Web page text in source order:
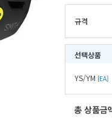
규격
선택상품
YS/YM [EA]
총 상품금